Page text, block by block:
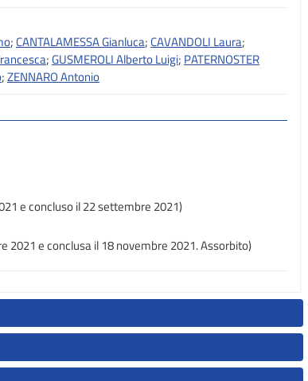
; CANTALAMESSA Gianluca; CAVANDOLI Laura;
;GUSMEROLI Alberto Luigi; PATERNOSTER
;ZENNARO Antonio
e concluso il 22 settembre 2021)
2021 e conclusa il 18 novembre 2021. Assorbito)